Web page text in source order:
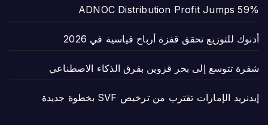
ADNOC Distribution Profit Jumps 59%
أدنوك للتوزيع تحقق قفزة أرباح قياسية في 2026
شفرة تتوسع إلى بحر قزوين بفرق الذكاء الاصطناعي
إيدنريد الإمارات تقترب من ترخيص SVF بخطوة جديدة